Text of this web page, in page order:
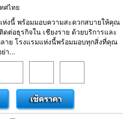
ศไทย
ห่งนี้ พร้อมมอบความสะดวกสบายให้คุณ
ดต่อธุรกิจใน เชียงราย ด้วยบริการและ
าย โรงแรมแห่งนี้พร้อมมอบทุกสิ่งที่คุณ
า...